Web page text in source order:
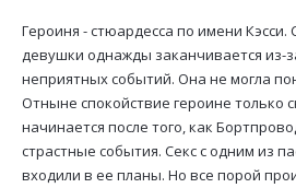
Героиня - стюардесса по имени Кэсси.
девушки однажды заканчивается из-
неприятных событий. Она не могла
Отныне спокойствие героине только
начинается после того, как
страстные события. Секс с одним из
входили в ее планы. Но все порой